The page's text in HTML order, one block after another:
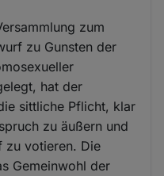
zum
zu Gunsten der
hat der
sittliche Pflicht, klar
zu äußern und
zu votieren. Die
Gemeinwohl der